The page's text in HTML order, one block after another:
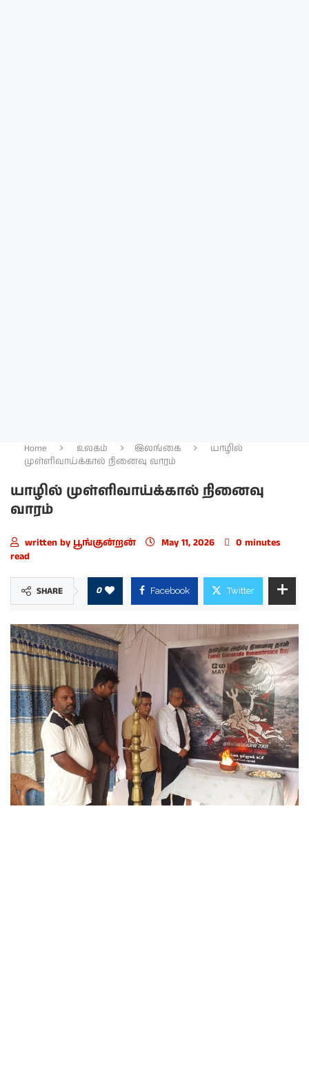
Home உலகம் இலங்கை
யாழில்
முள்ளிவாய்க்கால் நினைவு வாரம்
யாழில் முள்ளிவாய்க்கால் நினைவு
வாரம்
written by பூங்குன்றன் May 11, 2026
0 minutes
read
SHARE 0 Facebook Twitter